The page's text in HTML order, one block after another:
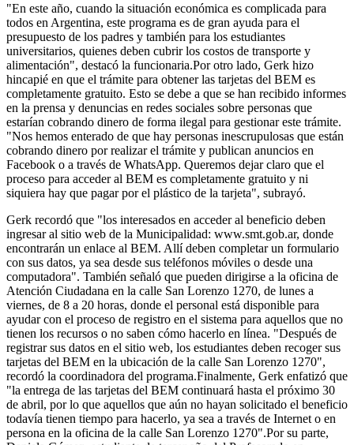
"En este año, cuando la situación económica es complicada para
todos en Argentina, este programa es de gran ayuda para el
presupuesto de los padres y también para los estudiantes
universitarios, quienes deben cubrir los costos de transporte y
alimentación", destacó la funcionaria.Por otro lado, Gerk hizo
hincapié en que el trámite para obtener las tarjetas del BEM es
completamente gratuito. Esto se debe a que se han recibido informes
en la prensa y denuncias en redes sociales sobre personas que
estarían cobrando dinero de forma ilegal para gestionar este trámite.
"Nos hemos enterado de que hay personas inescrupulosas que están
cobrando dinero por realizar el trámite y publican anuncios en
Facebook o a través de WhatsApp. Queremos dejar claro que el
proceso para acceder al BEM es completamente gratuito y ni
siquiera hay que pagar por el plástico de la tarjeta", subrayó.
Gerk recordó que "los interesados en acceder al beneficio deben
ingresar al sitio web de la Municipalidad: www.smt.gob.ar, donde
encontrarán un enlace al BEM. Allí deben completar un formulario
con sus datos, ya sea desde sus teléfonos móviles o desde una
computadora". También señaló que pueden dirigirse a la oficina de
Atención Ciudadana en la calle San Lorenzo 1270, de lunes a
viernes, de 8 a 20 horas, donde el personal está disponible para
ayudar con el proceso de registro en el sistema para aquellos que no
tienen los recursos o no saben cómo hacerlo en línea. "Después de
registrar sus datos en el sitio web, los estudiantes deben recoger sus
tarjetas del BEM en la ubicación de la calle San Lorenzo 1270",
recordó la coordinadora del programa.Finalmente, Gerk enfatizó que
"la entrega de las tarjetas del BEM continuará hasta el próximo 30
de abril, por lo que aquellos que aún no hayan solicitado el beneficio
todavía tienen tiempo para hacerlo, ya sea a través de Internet o en
persona en la oficina de la calle San Lorenzo 1270".Por su parte,